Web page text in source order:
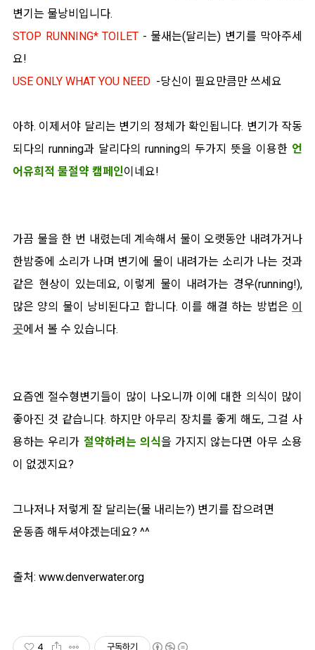
변기는 물낭비입니다.
STOP RUNNING* TOILET - 물새는(달리는) 변기를 막아주세
요!
USE ONLY WHAT YOU NEED -당신이 필요만큼만 쓰세요
아하. 이제서야 달리는 변기의 정체가 확인됩니다. 변기가 작동
되다의 running과 달리다의 running의 두가지 뜻을 이용한 언
어유희 적 물절약 캠페인이네요!
가끔 물을 한 번 내렸는데 계속해서 물이 오랫동안 내려가거나
한밤중에 소리가 나며 변기에 물이 내려가는 소리가 나는 것과
같은 현상이 있는데요, 이렇게 물이 내려가는 경우(running!),
많은 양의 물이 낭비된다고 합니다. 이를 해결 하는 방법은 이
곳에서 볼 수 있습니다.
요즘엔 절수형변기들이 많이 나오니까 이에 대한 의식이 많이
좋아진 것 같습니다. 하지만 아무리 장치를 좋게 해도, 그걸 사
용하는 우리가 절약하려는 의식을 가지지 않는다면 아무 소용
이 없겠지요?
그나저나 저렇게 잘 달리는(물 내리는?) 변기를 잡으려면
운동좀 해두셔야겠는데요? ^^
출처: www.denverwater.org
4 구독하기